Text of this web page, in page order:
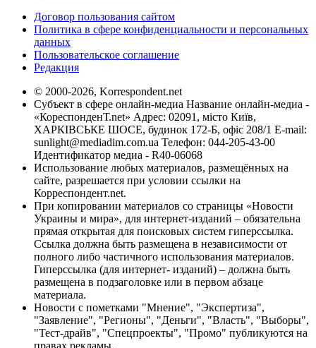
Договор пользования сайтом
Политика в сфере конфиденциальности и персональных
данных
Пользовательское соглашение
Редакция
© 2000-2026, Korrespondent.net
Субъект в сфере онлайн-медиа Название онлайн-медиа -
«КореспонденТ.net» Адрес: 02091, місто Київ,
ХАРКІВСЬКЕ ШОСЕ, будинок 172-Б, офіс 208/1 E-mail:
sunlight@mediadim.com.ua Телефон: 044-205-43-00
Идентификатор медиа - R40-06068
Использование любых материалов, размещённых на
сайте, разрешается при условии ссылки на
Корреспондент.net.
При копировании материалов со страницы «Новости
Украины и мира», для интернет-изданий – обязательна
прямая открытая для поисковых систем гиперссылка.
Ссылка должна быть размещена в независимости от
полного либо частичного использования материалов.
Гиперссылка (для интернет- изданий) – должна быть
размещена в подзаголовке или в первом абзаце
материала.
Новости с пометками "Мнение", "Экспертиза",
"Заявление", "Регионы", "Деньги", "Власть", "Выборы",
"Тест-драйв", "Спецпроекты", "Промо" публикуются на